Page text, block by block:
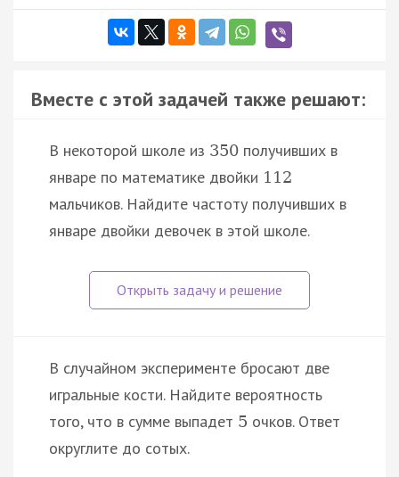
Вместе с этой задачей также решают:
В некоторой школе из 350 получивших в
январе по математике двойки 112
мальчиков. Найдите частоту получивших в
январе двойки девочек в этой школе.
В случайном эксперименте бросают две
игральные кости. Найдите вероятность
того, что в сумме выпадет 5 очков. Ответ
округлите до сотых.